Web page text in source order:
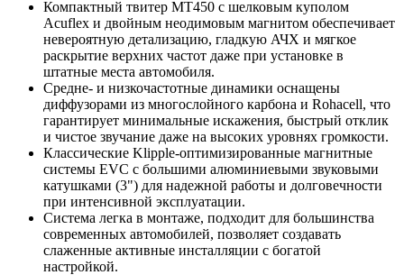
Компактный твитер MT450 с шелковым куполом
Acuflex и двойным неодимовым магнитом обеспечивает
невероятную детализацию, гладкую АЧХ и мягкое
раскрытие верхних частот даже при установке в
штатные места автомобиля.
Средне- и низкочастотные динамики оснащены
диффузорами из многослойного карбона и Rohacell, что
гарантирует минимальные искажения, быстрый отклик
и чистое звучание даже на высоких уровнях громкости.
Классические Klipple-оптимизированные магнитные
системы EVC с большими алюминиевыми звуковыми
катушками (3") для надежной работы и долговечности
при интенсивной эксплуатации.
Система легка в монтаже, подходит для большинства
современных автомобилей, позволяет создавать
слаженные активные инсталляции с богатой
настройкой.